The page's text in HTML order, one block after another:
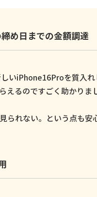
め日までの金額調達
いiPhone16Proを質入れ
えるのですごく助かり
れない。という点も安